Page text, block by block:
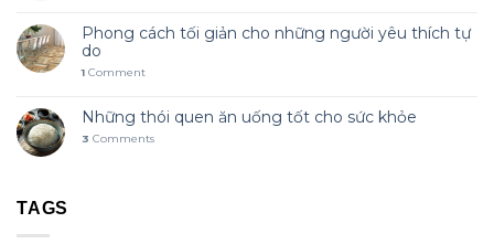
Phong cách tối giản cho những người yêu thích tự
do
1 Comment
Những thói quen ăn uống tốt cho sức khỏe
3 Comments
TAGS